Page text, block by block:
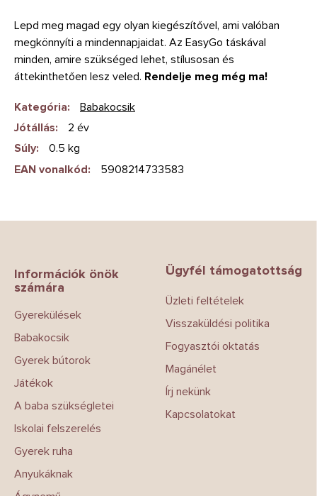
Lepd meg magad egy olyan kiegészítővel, ami valóban
megkönnyíti a mindennapjaidat. Az EasyGo táskával
minden, amire szükséged lehet, stílusosan és
áttekinthetően lesz veled. Rendelje meg még ma!
Kategória:
Babakocsik
Jótállás:
2 év
Súly:
0.5 kg
EAN vonalkód: 5908214733583
Információk önök
számára
Gyerekülések
Babakocsik
Gyerek bútorok
Játékok
A baba szükségletei
Iskolai felszerelés
Gyerek ruha
Anyukáknak
Ügyfél támogatottság
Üzleti feltételek
Visszaküldési politika
Fogyasztói oktatás
Magánélet
Írj nekünk
Kapcsolatokat